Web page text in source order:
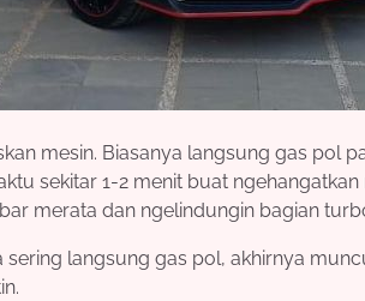
mesin. Biasanya langsung gas pol
sekitar 1-2 menit buat
merata dan ngelindungin bagian
langsung gas pol, akhirnya